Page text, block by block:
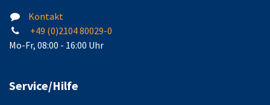
Kontakt
+49 (0)2104 80029-0
Mo-Fr, 08:00 - 16:00 Uhr
Service/Hilfe